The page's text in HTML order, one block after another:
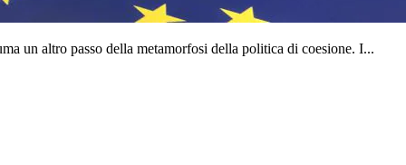
un altro passo della metamorfosi della politica di coesione. I...